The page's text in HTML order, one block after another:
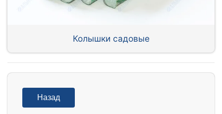
Колышки садовые
Назад